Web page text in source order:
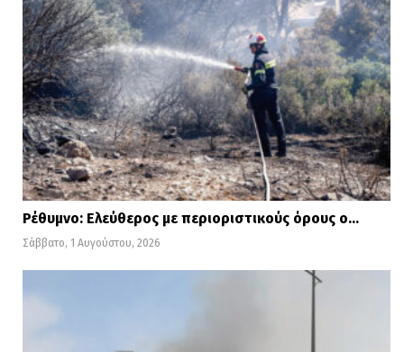
Ρέθυμνο: Ελεύθερος με περιοριστικούς όρους ο…
Σάββατο, 1 Αυγούστου, 2026